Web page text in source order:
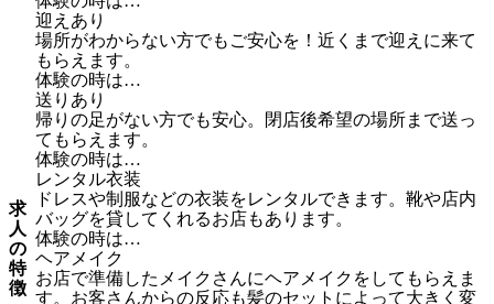
求
人
の
特
徴
迎えあり
場所がわからない方でもご安心を！近くまで迎えに来て
もらえます。
体験の時は…
送りあり
帰りの足がない方でも安心。閉店後希望の場所まで送っ
てもらえます。
体験の時は…
レンタル衣装
ドレスや制服などの衣装をレンタルできます。靴や店内
バッグを貸してくれるお店もあります。
体験の時は…
ヘアメイク
お店で準備したメイクさんにヘアメイクをしてもらえま
す。お客さんからの反応も髪のセットによって大きく変